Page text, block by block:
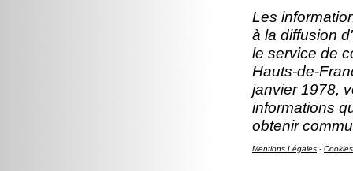
Les
à la diffusion
le service de
Hauts-de-
janvier 1978,
informations
obtenir
Mentions Légales - Cookies